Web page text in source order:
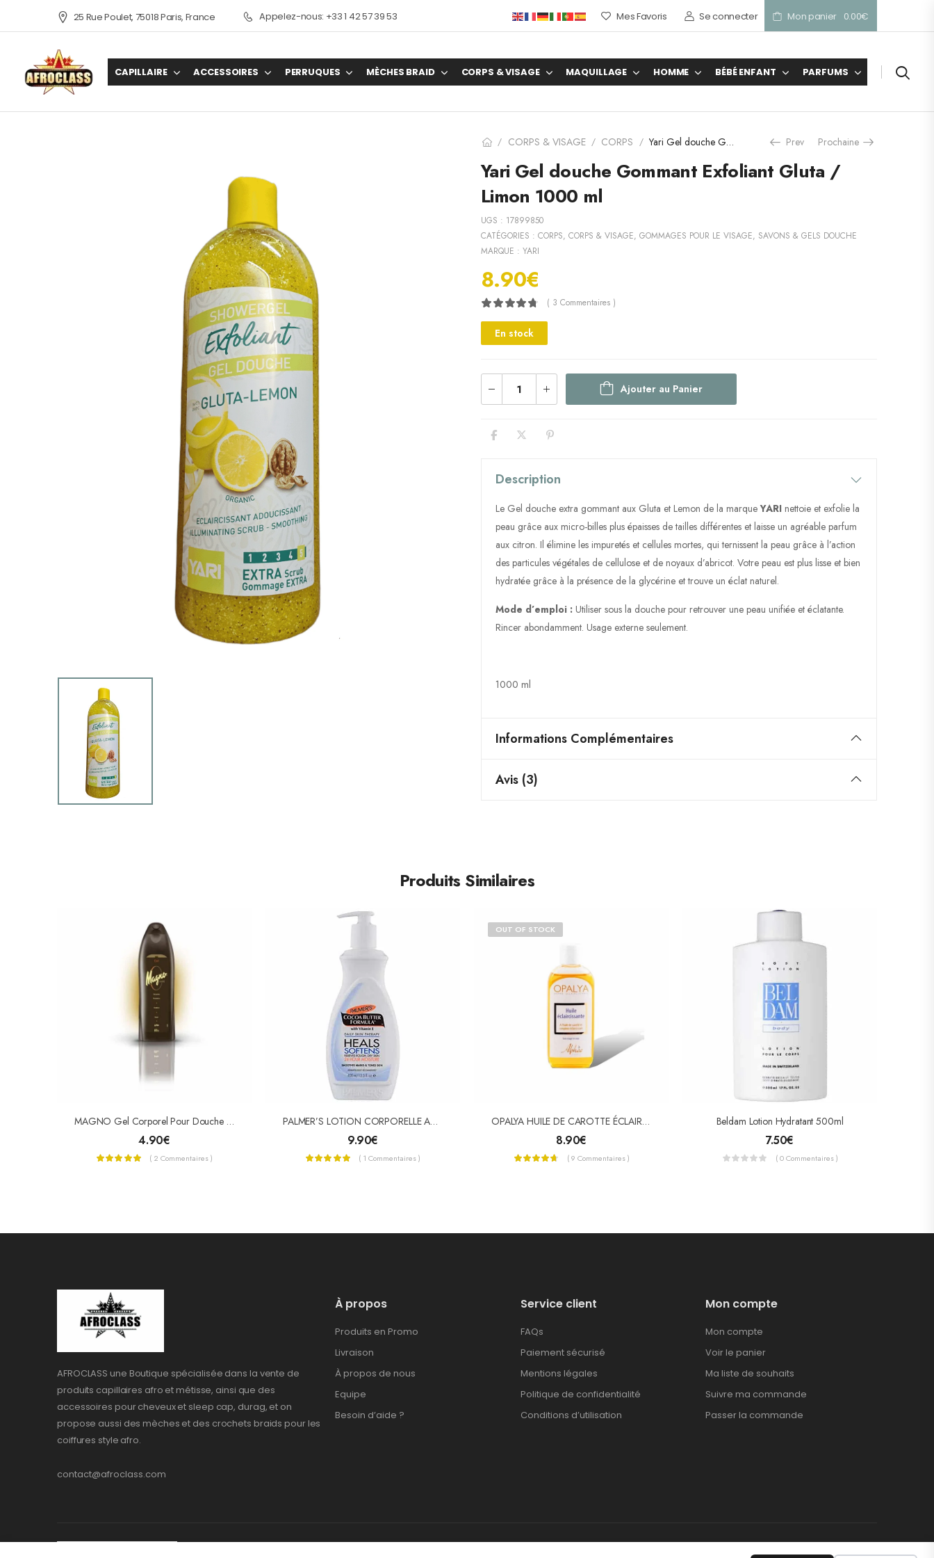
25 Rue Poulet, 75018 Paris, France Appelez-nous: +33 1 42 57 39 53 Mes Favoris Se connecter Mon panier 0.00€
CAPILLAIRE ACCESSOIRES PERRUQUES MÈCHES BRAID CORPS & VISAGE MAQUILLAGE HOMME BÉBÉ ENFANT PARFUMS
/ CORPS & VISAGE / CORPS / Yari Gel douche Gommant Exfoliant Gluta / Limon 1000 ml Prev Prochaine
Yari Gel douche Gommant Exfoliant Gluta /
Limon 1000 ml
UGS : 17899850
CATÉGORIES : CORPS, CORPS & VISAGE, GOMMAGES POUR LE VISAGE, SAVONS & GELS DOUCHE
MARQUE : YARI
8.90€
( 3 Commentaires )
En stock
Ajouter au Panier
Description
Le Gel douche extra gommant aux Gluta et Lemon de la marqueYARI nettoie et exfolie la
peau grâce aux micro-billes plus épaisses de tailles différentes et laisse un agréable parfum
aux citron. Il élimine les impuretés et cellules mortes, qui ternissent la peau grâce à l’action
des particules végétales de cellulose et de noyaux d’abricot. Votre peau est plus lisse et bien
hydratée grâce à la présence de la glycérine et trouve un éclat naturel.
Mode d’emploi : Utiliser sous la douche pour retrouver une peau unifiée et éclatante.
Rincer abondamment. Usage externe seulement.
1000 ml
Informations Complémentaires
Avis (3)
Produits Similaires
MAGNO Gel Corporel Pour Douche 550 Ml
4.90€
( 2 Commentaires )
PALMER’S LOTION CORPORELLE AU BEURRE DE CACAO 400ML
9.90€
( 1 Commentaires )
OUT OF STOCK
OPALYA HUILE DE CAROTTE ÉCLAIRCISSANTE 100ml
8.90€
( 9 Commentaires )
Beldam Lotion Hydratant 500ml
7.50€
( 0 Commentaires )
AFROCLASS une Boutique spécialisée dans la vente de
produits capillaires afro et métisse, ainsi que des
accessoires pour cheveux et sleep cap, durag, et on
propose aussi des mèches et des crochets braids pour les
coiffures style afro.
contact@afroclass.com
À propos
Produits en Promo
Livraison
À propos de nous
Equipe
Besoin d’aide ?
Service client
FAQs
Paiement sécurisé
Mentions légales
Politique de confidentialité
Conditions d’utilisation
Mon compte
Mon compte
Voir le panier
Ma liste de souhaits
Suivre ma commande
Passer la commande